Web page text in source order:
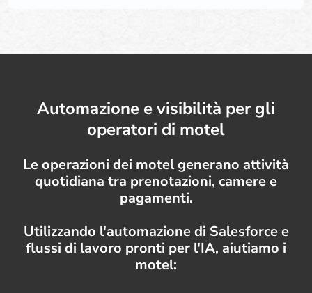
Automazione e visibilità per gli
operatori di motel
Le operazioni dei motel generano attività
quotidiana tra prenotazioni, camere e
pagamenti.
Utilizzando l'automazione di Salesforce e
flussi di lavoro pronti per l'IA, aiutiamo i
motel: